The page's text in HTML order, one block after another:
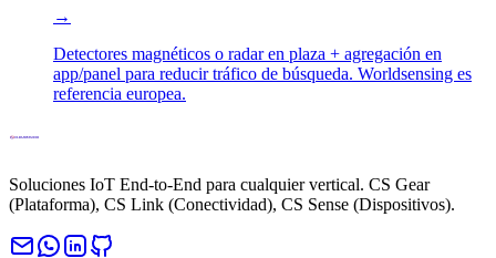
→
Detectores magnéticos o radar en plaza + agregación en
app/panel para reducir tráfico de búsqueda. Worldsensing es
referencia europea.
Soluciones IoT End-to-End para cualquier vertical. CS Gear
(Plataforma), CS Link (Conectividad), CS Sense (Dispositivos).